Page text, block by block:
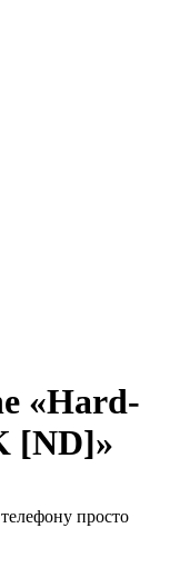
«Hard-
[ND]»
просто